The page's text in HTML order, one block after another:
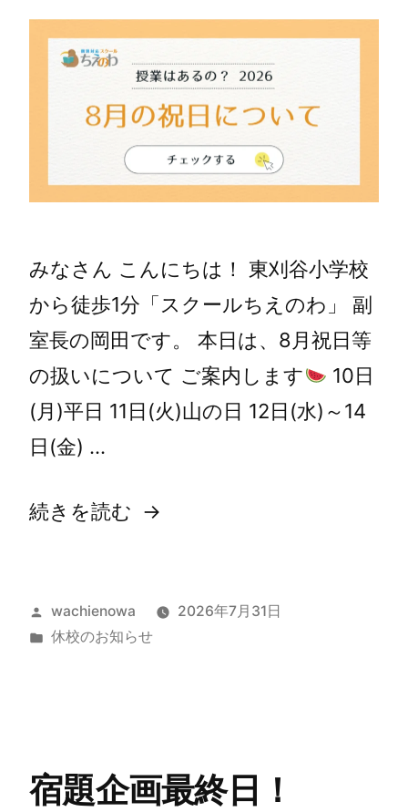
みなさん こんにちは！ 東刈谷小学校
から徒歩1分「スクールちえのわ」 副
室長の岡田です。 本日は、8月祝日等
の扱いについて ご案内します
10日
(月)平日 11日(火)山の日 12日(水)～14
日(金) …
続きを読む
wachienowa
2026年7月31日
休校のお知らせ
宿題企画最終日！